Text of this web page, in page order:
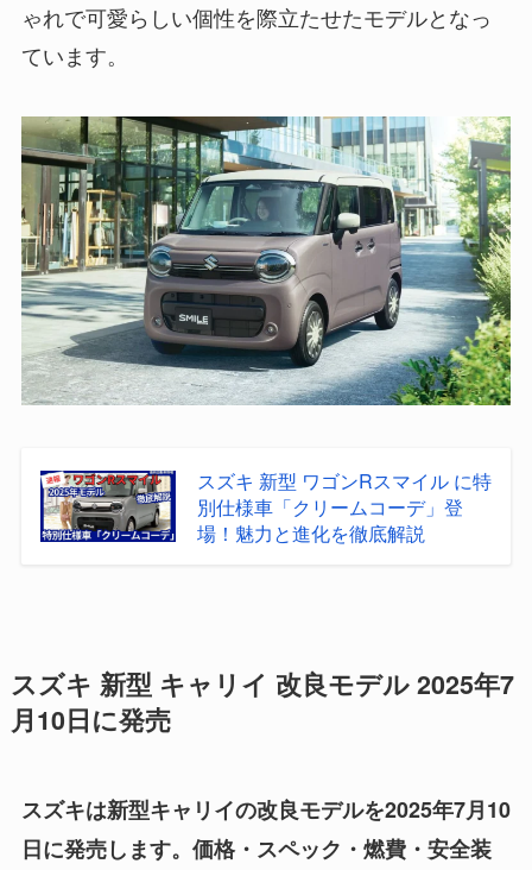
ゃれで可愛らしい個性を際立たせたモデルとなっ
ています。
スズキ 新型 ワゴンRスマイル に特
別仕様車「クリームコーデ」登
場！魅力と進化を徹底解説
スズキ 新型 キャリイ 改良モデル 2025年7
月10日に発売
スズキは新型キャリイの改良モデルを2025年7月10
日に発売します。価格・スペック・燃費・安全装